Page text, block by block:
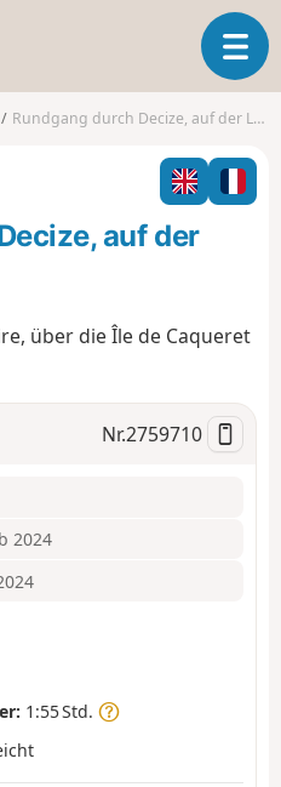
T
o
l
n
a
o
Rundgang durch Decize, auf der Loire sitzend
auf der
über die Île de Caqueret
Nr.2759710
2024
1:55 Std.